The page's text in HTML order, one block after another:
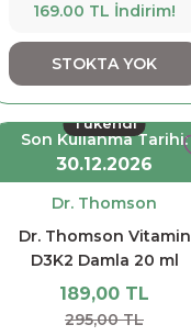
169.00 TL İndirim!
STOKTA YOK
Tükendi
Son Kullanma Tarihi:
30.12.2026
Dr. Thomson
Dr. Thomson Vitamin
D3K2 Damla 20 ml
189,00 TL
295,00 TL